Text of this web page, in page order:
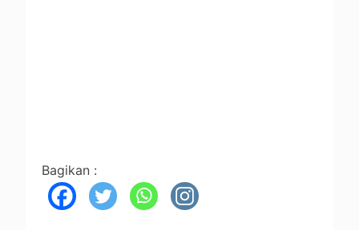
Bagikan :